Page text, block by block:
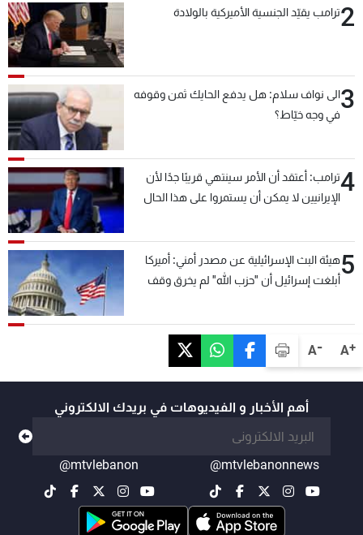
A+
A-
2ترامب يقيّد الجنسية الأميركية بالولادة
3الى نواف سلام: هل يدفع الحايك ثمن وقوفه
في وجه خيّاط؟
4ترامب: أعتقد أن الأمر سينتهي قريبًا جدًا لأن
الإيرانيين لا يمكن أن يستمروا على هذا الحال
5هيئة البث الإسرائيلية عن مصدر أمني: أميركا
أبلغت إسرائيل أن "حزب الله" لم يخرق وقف
أهم الأخبار و الفيديوهات في بريدك الالكتروني
@mtvlebanonnews
@mtvlebanon